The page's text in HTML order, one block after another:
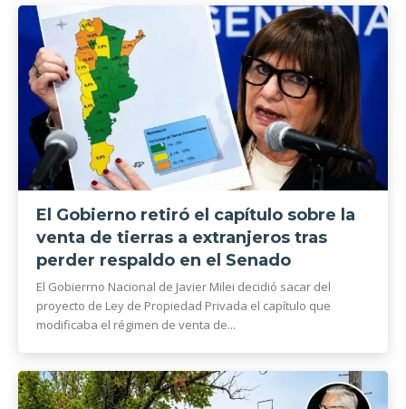
El Gobierno retiró el capítulo sobre la
venta de tierras a extranjeros tras
perder respaldo en el Senado
El Gobierrno Nacional de Javier Milei decidió sacar del
proyecto de Ley de Propiedad Privada el capítulo que
modificaba el régimen de venta de...